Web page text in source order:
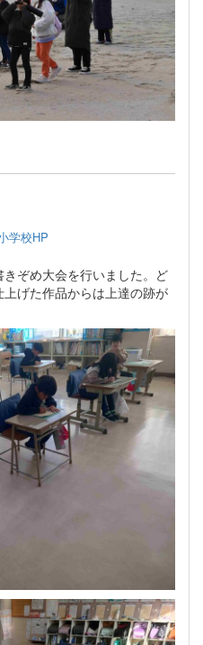
学校HP
ぞめ大会を行いました。ど
げた作品からは上達の跡が